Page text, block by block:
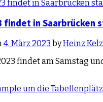
findet in Saarbrücken
4. März 2023 byHeinz
findet am Samstag